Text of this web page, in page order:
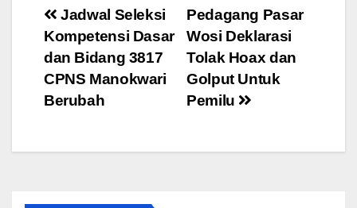
Post
navigation
Pedagang Pasar
Wosi Deklarasi
Tolak Hoax dan
Golput Untuk
Pemilu
Jadwal Seleksi
Kompetensi Dasar
dan Bidang 3817
CPNS Manokwari
Berubah